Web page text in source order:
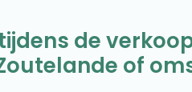
de
of